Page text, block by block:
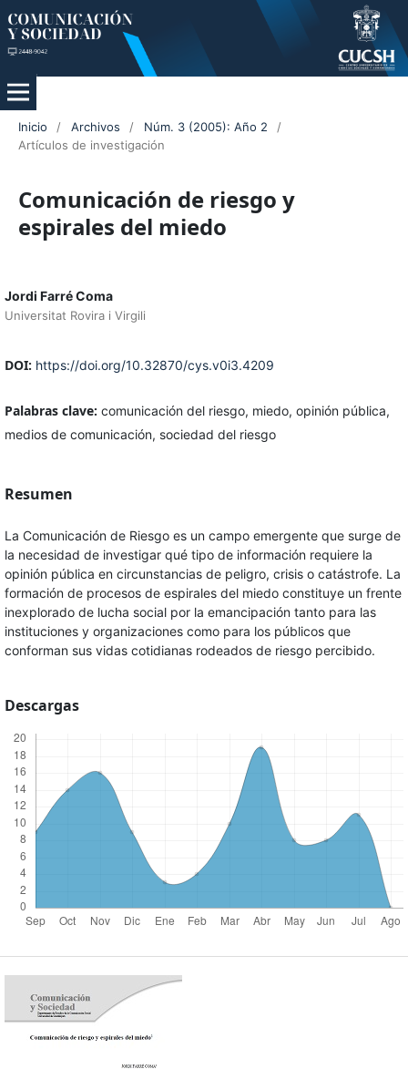
Inicio / Archivos / Núm. 3 (2005): Año 2
/
Artículos de investigación
Comunicación de riesgo y
espirales del miedo
Jordi Farré Coma
Universitat Rovira i Virgili
DOI: https://doi.org/10.32870/cys.v0i3.4209
Palabras clave: comunicación del riesgo, miedo, opinión pública,
medios de comunicación, sociedad del riesgo
Resumen
La Comunicación de Riesgo es un campo emergente que surge de
la necesidad de investigar qué tipo de información requiere la
opinión pública en circunstancias de peligro, crisis o catástrofe. La
formación de procesos de espirales del miedo constituye un frente
inexplorado de lucha social por la emancipación tanto para las
instituciones y organizaciones como para los públicos que
conforman sus vidas cotidianas rodeados de riesgo percibido.
Descargas